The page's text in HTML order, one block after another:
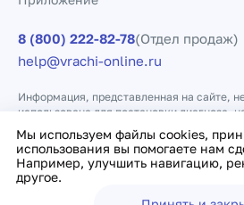
Мы используем файлы cookies,
использования вы помогаете нам
Например, улучшить навигацию,
другое.
8 (800) 222-82-78(Отдел продаж)
help@vrachi-online.ru
Информация, представленная на сайте,
использована для постановки диагноза,
заменяет прием врача.
Политика конфиденциальности